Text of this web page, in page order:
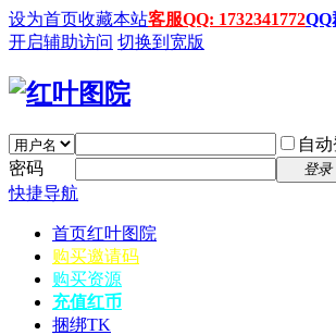
设为首页收藏本站客服QQ: 1732341772QQ
开启辅助访问 切换到宽版
自
密码
登录
快捷导航
首页红叶图院
购买邀请码
购买资源
充值红币
捆绑TK